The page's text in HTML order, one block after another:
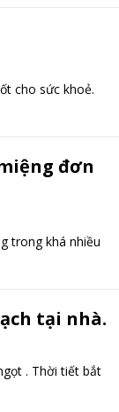
cho sức khoẻ.
đơn
trong khá nhiều
tại nhà.
. Thời tiết bắt